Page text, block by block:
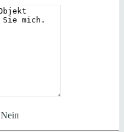
Nein